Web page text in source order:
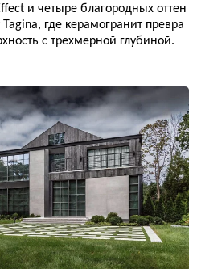
и четыре благородных оттен
где керамогранит превра
с трехмерной глубиной.